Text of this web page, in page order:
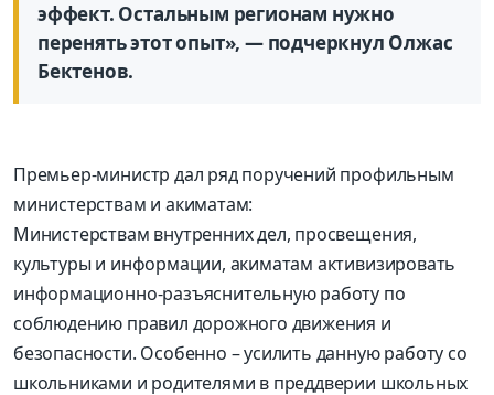
эффект. Остальным регионам нужно
перенять этот опыт», — подчеркнул Олжас
Бектенов.
Премьер-министр дал ряд поручений профильным
министерствам и акиматам:
Министерствам внутренних дел, просвещения,
культуры и информации, акиматам активизировать
информационно-разъяснительную работу по
соблюдению правил дорожного движения и
безопасности. Особенно – усилить данную работу со
школьниками и родителями в преддверии школьных